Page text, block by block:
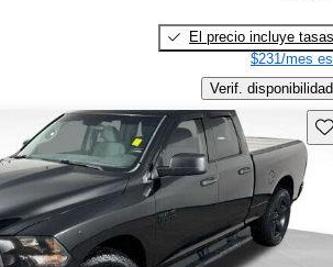
El precio incluye tasas
$231/mes
Verif. disponibilidad